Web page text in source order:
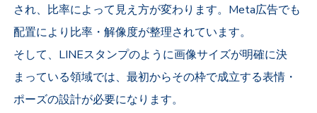
され、比率によって見え方が変わります。Meta広告でも
配置により比率・解像度が整理されています。
そして、LINEスタンプのように画像サイズが明確に決
まっている領域では、最初からその枠で成立する表情・
ポーズの設計が必要になります。